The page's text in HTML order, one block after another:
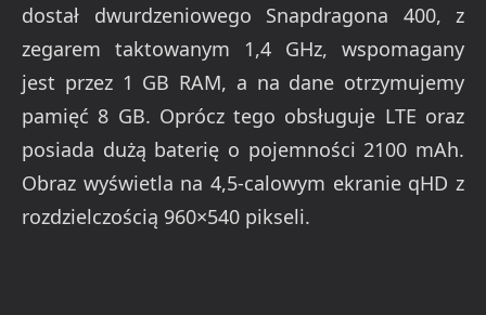
dostał dwurdzeniowego Snapdragona 400, z
zegarem taktowanym 1,4 GHz, wspomagany
jest przez 1 GB RAM, a na dane otrzymujemy
pamięć 8 GB. Oprócz tego obsługuje LTE oraz
posiada dużą baterię o pojemności 2100 mAh.
Obraz wyświetla na 4,5-calowym ekranie qHD z
rozdzielczością 960×540 pikseli.